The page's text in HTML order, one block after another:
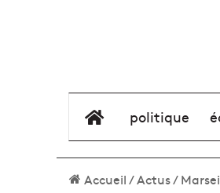
élément de
politique
Accueil/Actus/